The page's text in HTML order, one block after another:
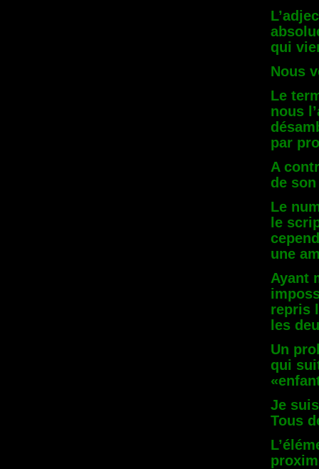
qui
Nous
Le
nous
par
A
de
Le
le
une
Ayant
repris
les
Un
qui
Je
Tous